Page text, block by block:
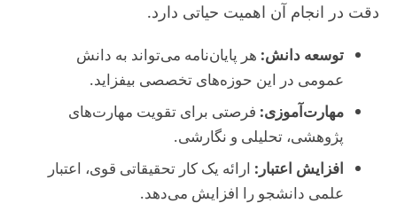
دقت در انجام آن اهمیت حیاتی دارد.
توسعه دانش: هر پایان‌نامه می‌تواند به دانش
عمومی در این حوزه‌های تخصصی بیفزاید.
مهارت‌آموزی: فرصتی برای تقویت مهارت‌های
پژوهشی، تحلیلی و نگارشی.
افزایش اعتبار: ارائه یک کار تحقیقاتی قوی، اعتبار
علمی دانشجو را افزایش می‌دهد.